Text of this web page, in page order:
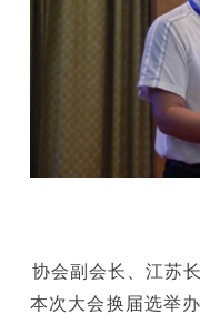
会副会长、江苏长
本次大会换届选举